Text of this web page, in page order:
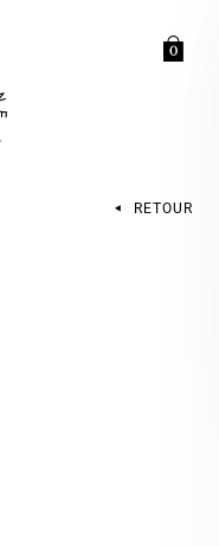
0
RETOUR